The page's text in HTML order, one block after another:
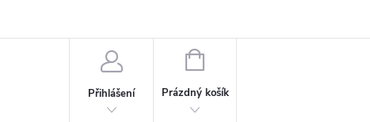
Přihlášení
NÁKUPNÍ
Prázdný košík